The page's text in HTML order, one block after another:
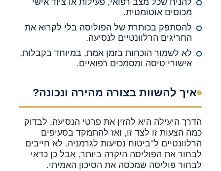
להניח שכל מצב רפואי, פעילות או ציוד אישי
מכוסים אוטומטית.
להסתפק בכותרת של הפוליסה בלי לקרוא את
החריגים הרלוונטיים לנסיעה.
לא לשמור הוכחות בזמן אמת, במיוחד בקבלות,
אישורי טיסה ומסמכים רפואיים.
איך להשוות בצורה מהירה ונכונה?
הדרך היעילה היא להזין את פרטי הנסיעה, לבדוק
כמה הצעות זו לצד זו, ואז להתמקד בסעיפים
הרלוונטיים ל־ביטוח נסיעות לגרמניה. לא חייבים
לבחור את הפוליסה היקרה ביותר, אבל כן כדאי
לבחור פוליסה שמכסה את הסיכון האמיתי.